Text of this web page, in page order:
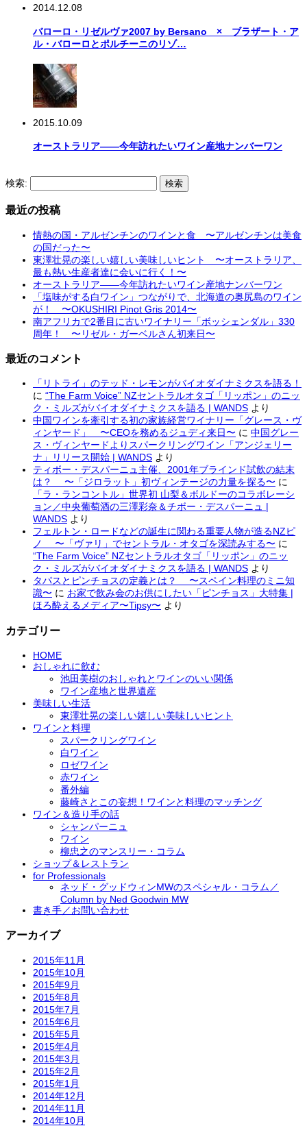
2014.12.08
バローロ・リゼルヴァ2007 by Bersano × ブラザート・ア
ル・バローロとポルチーニのリゾ…
2015.10.09
オーストラリア――今年訪れたいワイン産地ナンバーワン
検索:
最近の投稿
情熱の国・アルゼンチンのワインと食 〜アルゼンチンは美食
の国だった〜
東澤壮晃の楽しい嬉しい美味しいヒント 〜オーストラリア、
最も熱い生産者達に会いに行く！〜
オーストラリア――今年訪れたいワイン産地ナンバーワン
「塩味がする白ワイン」つながりで、北海道の奥尻島のワイン
が！ 〜OKUSHIRI Pinot Gris 2014〜
南アフリカで2番目に古いワイナリー「ボッシェンダル」330
周年！ 〜リゼル・ガーベルさん初来日〜
最近のコメント
「リトライ」のテッド・レモンがバイオダイナミクスを語る！
に “The Farm Voice” NZセントラルオタゴ「リッポン」のニッ
ク・ミルズがバイオダイナミクスを語る | WANDS より
中国ワインを牽引する初の家族経営ワイナリー「グレース・ヴ
ィンヤード」 〜CEOを務めるジュディ来日〜 に 中国グレー
ス・ヴィンヤードよりスパークリングワイン「アンジェリー
ナ」リリース開始 | WANDS より
ティボー・デスパーニュ主催、2001年ブラインド試飲の結末
は？ 〜「ジロラット」初ヴィンテージの力量を探る〜 に
「ラ・ランコントル」世界初 山梨＆ボルドーのコラボレーシ
ョン／中央葡萄酒の三澤彩奈＆チボー・デスパーニュ |
WANDS より
フェルトン・ロードなどの誕生に関わる重要人物が造るNZピ
ノ 〜「ヴァリ」でセントラル・オタゴを深読みする〜 に
“The Farm Voice” NZセントラルオタゴ「リッポン」のニッ
ク・ミルズがバイオダイナミクスを語る | WANDS より
タパスとピンチョスの定義とは？ 〜スペイン料理のミニ知
識〜 に お家で飲み会のお供にしたい「ピンチョス」大特集 |
ほろ酔えるメディア〜Tipsy〜 より
カテゴリー
HOME
おしゃれに飲む
池田美樹のおしゃれとワインのいい関係
ワイン産地と世界遺産
美味しい生活
東澤壮晃の楽しい嬉しい美味しいヒント
ワインと料理
スパークリングワイン
白ワイン
ロゼワイン
赤ワイン
番外編
藤崎さとこの妄想！ワインと料理のマッチング
ワイン＆造り手の話
シャンパーニュ
ワイン
柳忠之のマンスリー・コラム
ショップ＆レストラン
for Professionals
ネッド・グッドウィンMWのスペシャル・コラム／
Column by Ned Goodwin MW
書き手／お問い合わせ
アーカイブ
2015年11月
2015年10月
2015年9月
2015年8月
2015年7月
2015年6月
2015年5月
2015年4月
2015年3月
2015年2月
2015年1月
2014年12月
2014年11月
2014年10月